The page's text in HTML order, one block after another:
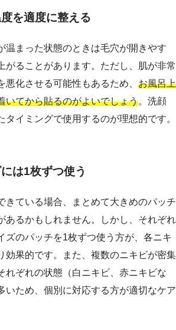
を適度に整える
温まった状態のときは毛穴が開きやす
がることがあります。ただし、肌が非常
悪化させる可能性もあるため、 お風呂上
いてから貼るのがよいでしょう。洗顔
タイミングで使用するのが理想的です。
は1枚ずつ使う
きている場合、まとめて大きめのパッチ
あるかもしれません。しかし、それぞれ
ズのパッチを1枚ずつ使う方が、各ニキ
効果的です。また、複数のニキビが密集
れぞれの状態（白ニキビ、赤ニキビな
いため、個別に対応する方が適切なケア